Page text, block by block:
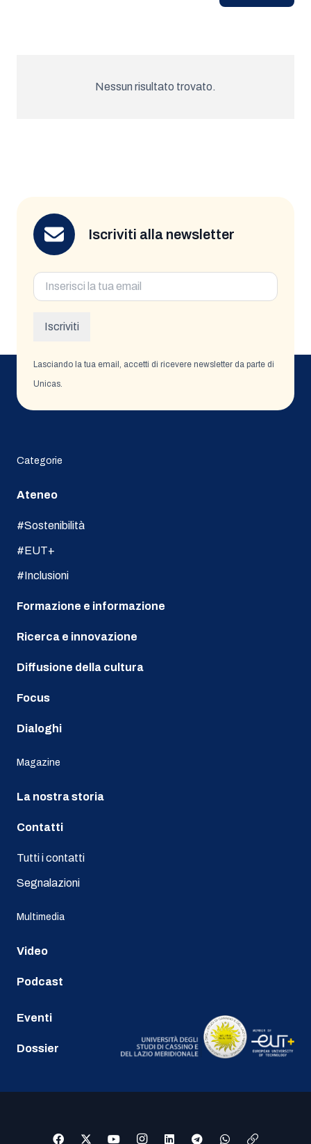
Nessun risultato trovato.
Iscriviti alla newsletter
Email (Obbligatorio)
Iscriviti
Lasciando la tua email, accetti di ricevere newsletter da parte di
Unicas.
Categorie
Ateneo
#Sostenibilità
#EUT+
#Inclusioni
Formazione e informazione
Ricerca e innovazione
Diffusione della cultura
Focus
Dialoghi
Magazine
La nostra storia
Contatti
Tutti i contatti
Segnalazioni
Multimedia
Video
Podcast
Eventi
Dossier